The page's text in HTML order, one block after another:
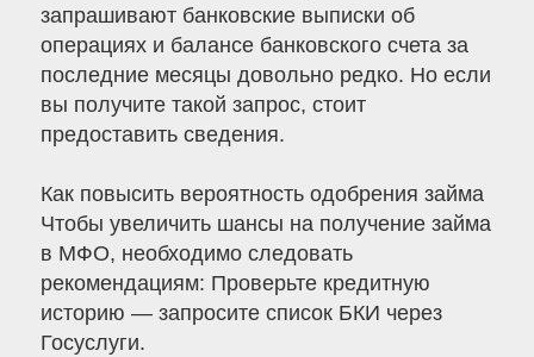
запрашивают банковские выписки об
операциях и балансе банковского счета за
последние месяцы довольно редко. Но если
вы получите такой запрос, стоит
предоставить сведения.
Как повысить вероятность одобрения займа
Чтобы увеличить шансы на получение займа
в МФО, необходимо следовать
рекомендациям: Проверьте кредитную
историю — запросите список БКИ через
Госуслуги.